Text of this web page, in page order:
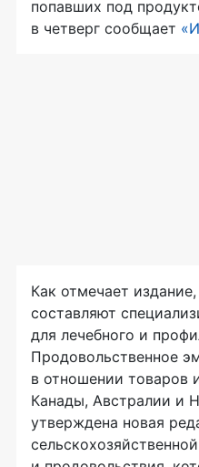
попавших под
в четверг сообщает
Как отмечает
составляют
для лечебного и
Продовольственное
в отношении товаров
Канады, Австралии и
утверждена новая